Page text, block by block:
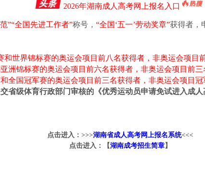
2026年湖南成人高考网上报名入口
”“全国先进工作者”称号， “全国‘五一’劳动奖章”获得者，
和世界锦标赛的奥运会项目前八名获得者，非奥运会项目
洲锦标赛的奥运会项目前六名获得者，非奥运会项目前三
全国冠军赛的奥运会项目前三名获得者，非奥运会项目冠
省级体育行政部门审核的《优秀运动员申请免试进入成
点击进入：>>>湖南省成人高考网上报名系统<<<
点击进入：【湖南成考招生简章】